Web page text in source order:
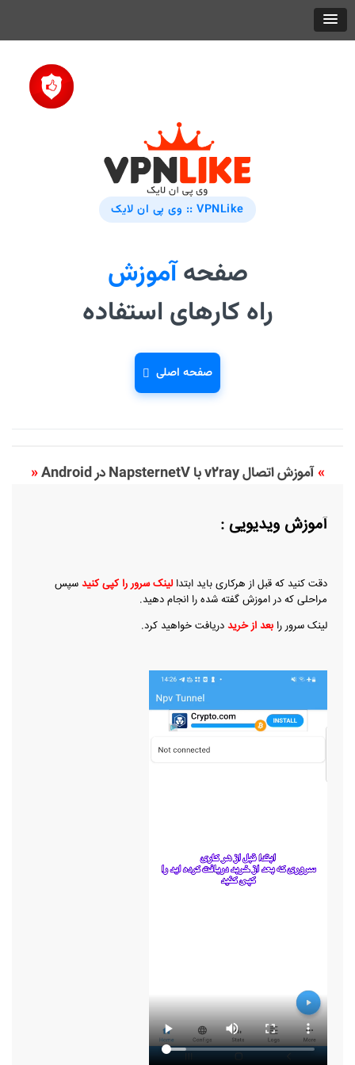
VPNLike :: وی پی ان لایک
صفحهآموزش
راه کارهای استفاده
صفحه اصلی
»آموزش اتصال v2ray با NapsternetV در Android «
آموزش ویدیویی :
دقت کنید که قبل از هرکاری باید ابتدالینک سرور را کپی کنید سپس
مراحلی که در اموزش گفته شده را انجام دهید.
لینک سرور را بعد از خرید دریافت خواهید کرد.